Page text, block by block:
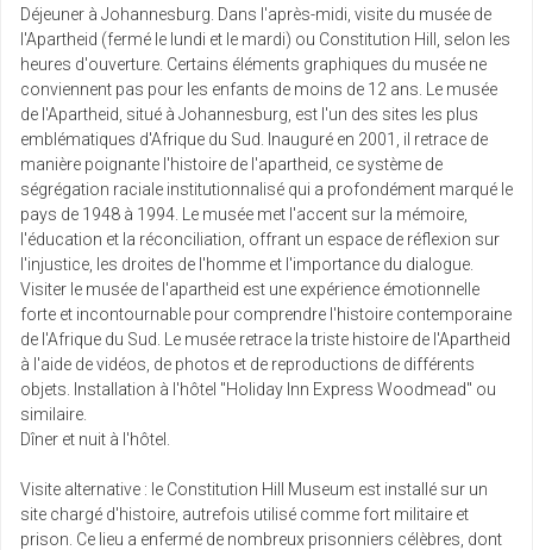
Déjeuner à Johannesburg. Dans l'après-midi, visite du musée de
l'Apartheid (fermé le lundi et le mardi) ou Constitution Hill, selon les
heures d'ouverture. Certains éléments graphiques du musée ne
conviennent pas pour les enfants de moins de 12 ans. Le musée
de l'Apartheid, situé à Johannesburg, est l'un des sites les plus
emblématiques d'Afrique du Sud. Inauguré en 2001, il retrace de
manière poignante l'histoire de l'apartheid, ce système de
ségrégation raciale institutionnalisé qui a profondément marqué le
pays de 1948 à 1994. Le musée met l'accent sur la mémoire,
l'éducation et la réconciliation, offrant un espace de réflexion sur
l'injustice, les droites de l'homme et l'importance du dialogue.
Visiter le musée de l'apartheid est une expérience émotionnelle
forte et incontournable pour comprendre l'histoire contemporaine
de l'Afrique du Sud. Le musée retrace la triste histoire de l'Apartheid
à l'aide de vidéos, de photos et de reproductions de différents
objets. Installation à l'hôtel "Holiday Inn Express Woodmead" ou
similaire.
Dîner et nuit à l'hôtel.
Visite alternative : le Constitution Hill Museum est installé sur un
site chargé d'histoire, autrefois utilisé comme fort militaire et
prison. Ce lieu a enfermé de nombreux prisonniers célèbres, dont